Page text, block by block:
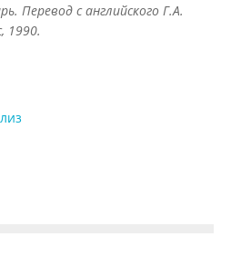
Перевод с английского Г.А.
1990.